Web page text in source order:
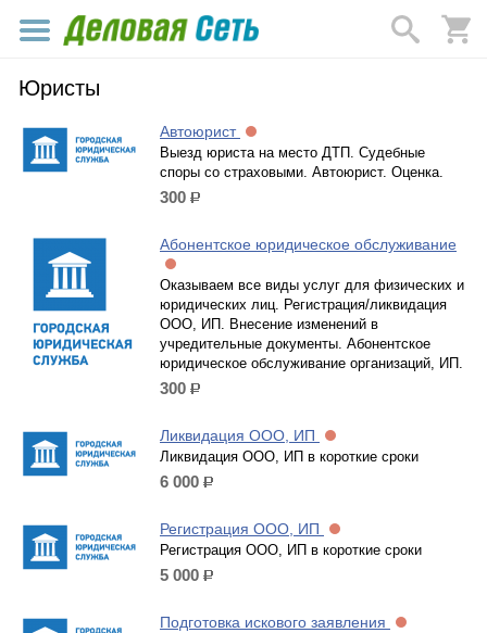
Юристы
Автоюрист
Выезд юриста на место ДТП. Судебные
споры со страховыми. Автоюрист. Оценка.
300 р.
Абонентское юридическое обслуживание
Оказываем все виды услуг для физических и
юридических лиц. Регистрация/ликвидация
ООО, ИП. Внесение изменений в
учредительные документы. Абонентское
юридическое обслуживание организаций, ИП.
300 р.
Ликвидация ООО, ИП
Ликвидация ООО, ИП в короткие сроки
6 000 р.
Регистрация ООО, ИП
Регистрация ООО, ИП в короткие сроки
5 000 р.
Подготовка искового заявления